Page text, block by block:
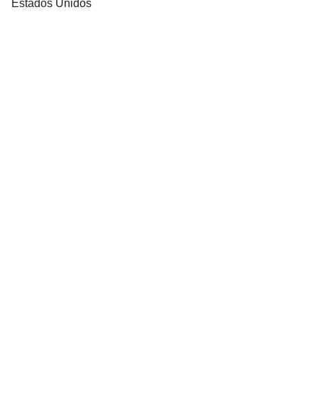
Estados Unidos